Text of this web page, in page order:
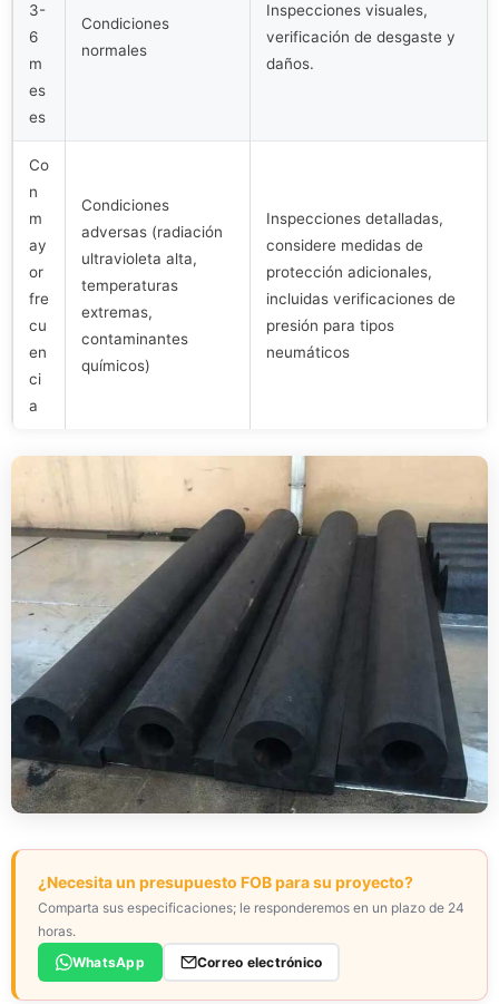
3-
6
m
es
es
Condiciones
normales
Inspecciones visuales,
verificación de desgaste y
daños.
Co
n
m
ay
or
fre
cu
en
ci
a
Condiciones
adversas (radiación
ultravioleta alta,
temperaturas
extremas,
contaminantes
químicos)
Inspecciones detalladas,
considere medidas de
protección adicionales,
incluidas verificaciones de
presión para tipos
neumáticos
¿Necesita un presupuesto FOB para su proyecto?
Comparta sus especificaciones; le responderemos en un plazo de 24
horas.
WhatsApp
Correo electrónico